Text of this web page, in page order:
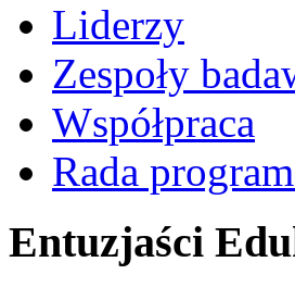
Liderzy
Zespoły
Współpraca
Rada
Entuzjaści